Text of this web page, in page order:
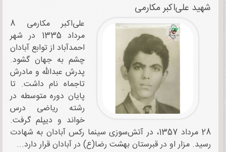
شهید علی‌اکبر مکارمی
علی‌اکبر مکارمی 8
مرداد 1335 در شهر
احمدآباد از توابع آبادان
چشم به جهان گشود.
پدرش عبدالله و مادرش
تاجماه نام داشت. تا
پایان دوره متوسطه در
رشته ریاضی درس
خواند و دیپلم گرفت.
28 مرداد 1357، در آتش‌سوزی سینما رکس آبادان به شهادت
رسید. مزار او در قبرستان بهشت رضا(ع) در آبادان قرار دارد...